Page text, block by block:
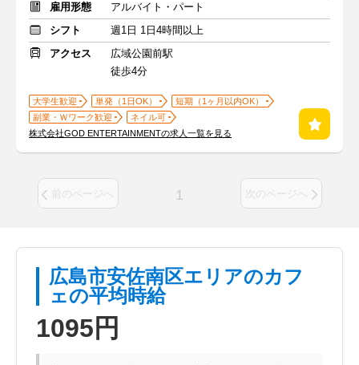
雇用形態
アルバイト・パート
シフト
週1日 1日4時間以上
アクセス
広域公園前駅
徒歩4分
大学生歓迎 単発（1日OK）
短期（1ヶ月以内OK）
副業・Ｗワーク歓迎
ネイル可
株式会社GOD ENTERTAINMENTの求人一覧を見る
前のページへ 1 次のページへ
広島市安佐南区エリアのカフ
ェの平均時給
1095円